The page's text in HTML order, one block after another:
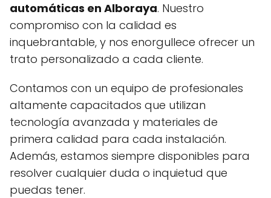
automáticas en Alboraya. Nuestro
compromiso con la calidad es
inquebrantable, y nos enorgullece ofrecer un
trato personalizado a cada cliente.
Contamos con un equipo de profesionales
altamente capacitados que utilizan
tecnología avanzada y materiales de
primera calidad para cada instalación.
Además, estamos siempre disponibles para
resolver cualquier duda o inquietud que
puedas tener.